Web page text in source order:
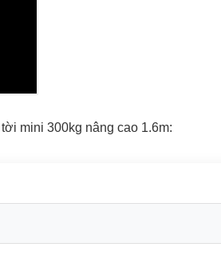
mini 300kg nâng cao 1.6m: